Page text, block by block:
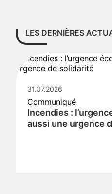
LES DERNIÈRES
31.07.2026
Communiqué
Incendies :
aussi une urgence